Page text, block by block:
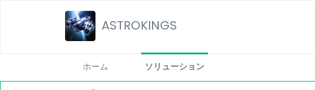
ASTROKINGS
ホーム ソリューション